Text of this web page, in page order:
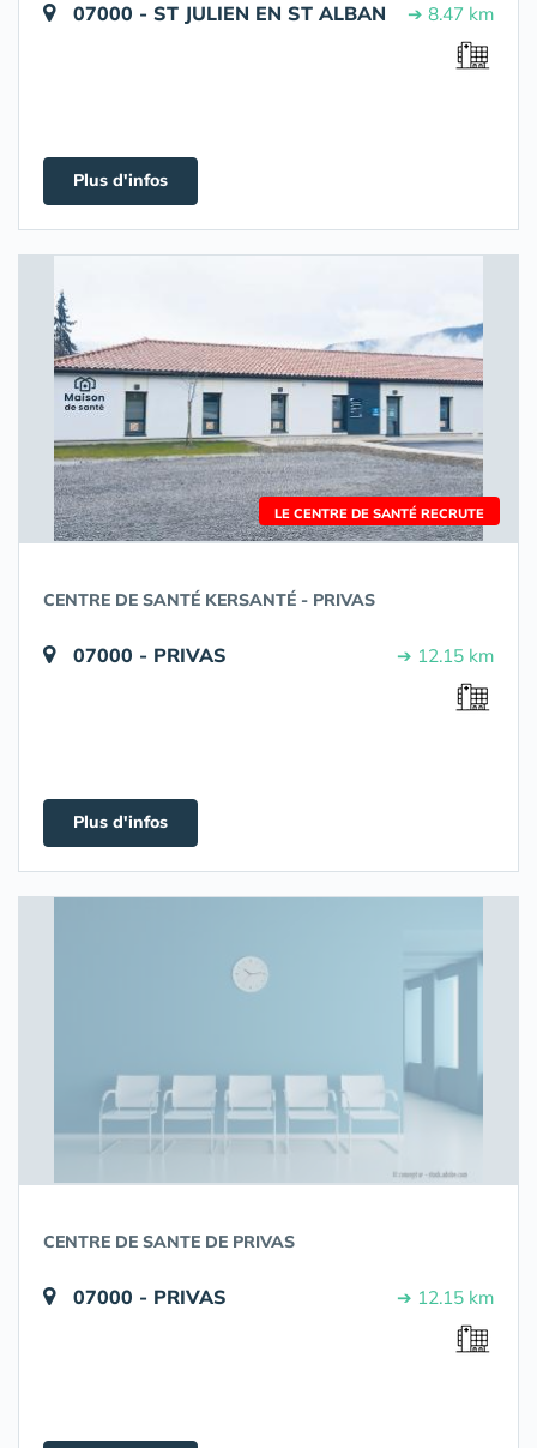
07000 - ST JULIEN EN ST ALBAN ➔ 8.47 km
Plus d'infos
LE CENTRE DE SANTÉ RECRUTE
CENTRE DE SANTÉ KERSANTÉ - PRIVAS
07000 - PRIVAS ➔ 12.15 km
Plus d'infos
CENTRE DE SANTE DE PRIVAS
07000 - PRIVAS ➔ 12.15 km